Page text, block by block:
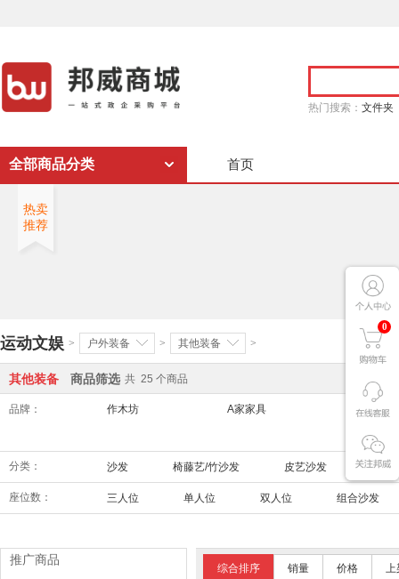
热门搜索： 文件夹
0
全部商品分类 首页
热卖
推荐
运动文娱 > 户外装备 > 其他装备 >
其他装备 商品筛选 共 25 个商品
品牌： 作木坊 A家家具 索菲亚
分类： 沙发 椅藤艺/竹沙发 皮艺沙发 功能
座位数： 三人位 单人位 双人位 组合沙发
综合排序 销量 价格 上
推广商品